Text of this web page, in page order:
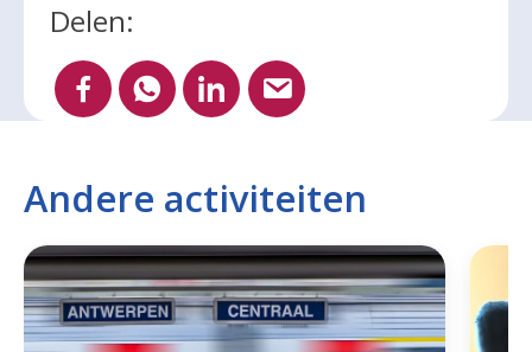
Delen:
Andere activiteiten